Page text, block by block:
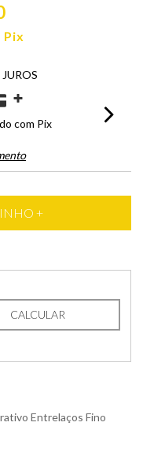
Pix
JUROS
com Pix
CALCULAR
Entrelaços Fino